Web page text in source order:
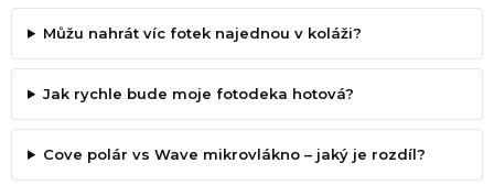
Můžu nahrát víc fotek najednou v koláži?
Jak rychle bude moje fotodeka hotová?
Cove polár vs Wave mikrovlákno – jaký je rozdíl?